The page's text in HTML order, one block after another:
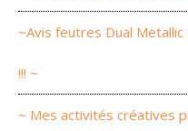
~Avis feutres Dual
!!! ~
~ Mes activités créatives